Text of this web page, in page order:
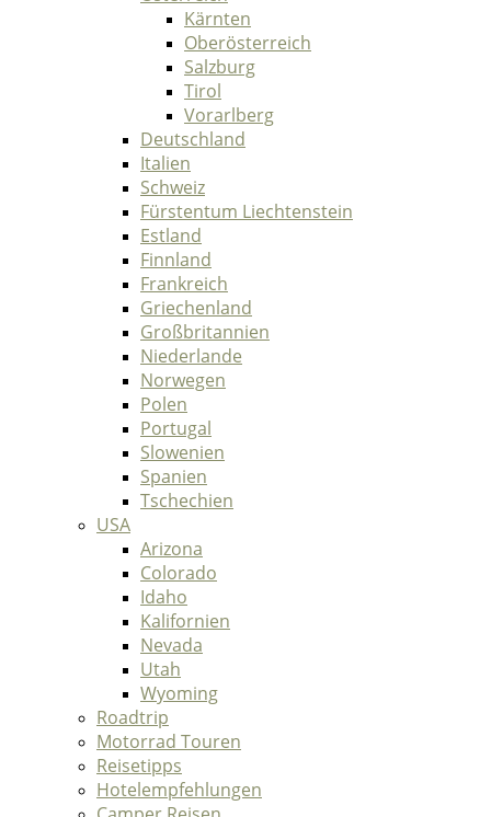
Kärnten
Oberösterreich
Salzburg
Tirol
Vorarlberg
Deutschland
Italien
Schweiz
Fürstentum Liechtenstein
Estland
Finnland
Frankreich
Griechenland
Großbritannien
Niederlande
Norwegen
Polen
Portugal
Slowenien
Spanien
Tschechien
USA
Arizona
Colorado
Idaho
Kalifornien
Nevada
Utah
Wyoming
Roadtrip
Motorrad Touren
Reisetipps
Hotelempfehlungen